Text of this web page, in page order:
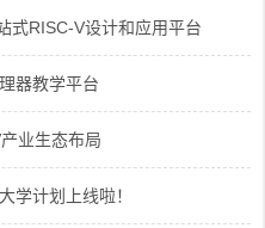
式RISC-V设计和应用平台
器教学平台
业生态布局
学计划上线啦！